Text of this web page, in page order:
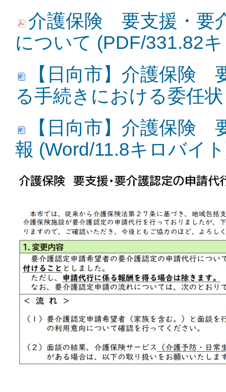
介護保険 要支援・要
について (PDF/331.82
【日向市】介護保険
る手続きにおける委任
【日向市】介護保険
報 (Word/11.8キロバイ